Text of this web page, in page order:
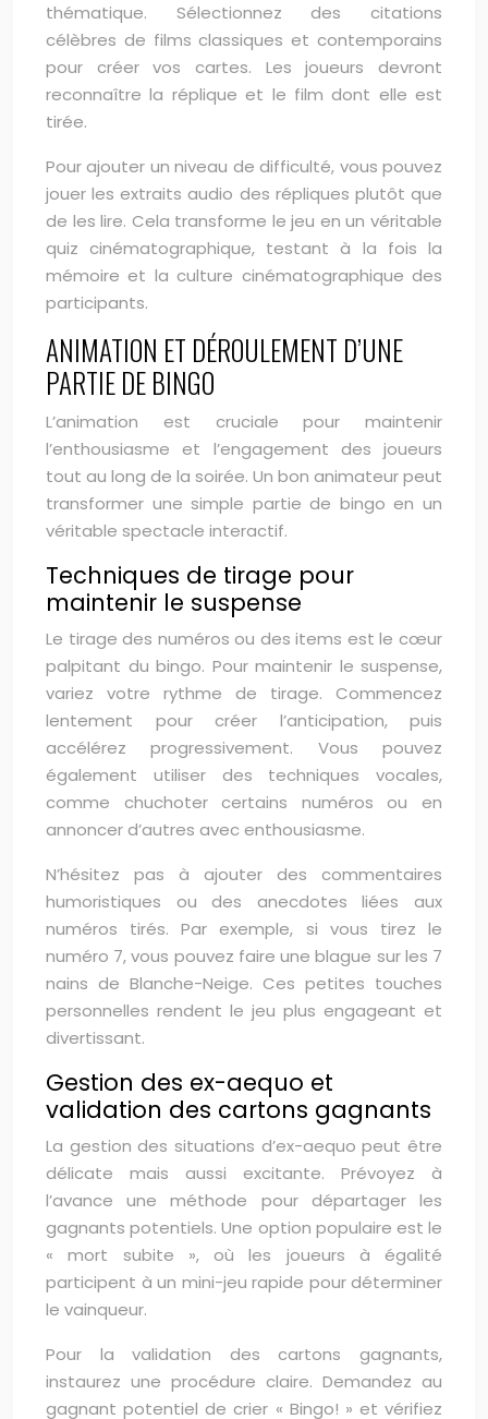
thématique. Sélectionnez des citations
célèbres de films classiques et contemporains
pour créer vos cartes. Les joueurs devront
reconnaître la réplique et le film dont elle est
tirée.
Pour ajouter un niveau de difficulté, vous pouvez
jouer les extraits audio des répliques plutôt que
de les lire. Cela transforme le jeu en un véritable
quiz cinématographique, testant à la fois la
mémoire et la culture cinématographique des
participants.
ANIMATION ET DÉROULEMENT D’UNE
PARTIE DE BINGO
L’animation est cruciale pour maintenir
l’enthousiasme et l’engagement des joueurs
tout au long de la soirée. Un bon animateur peut
transformer une simple partie de bingo en un
véritable spectacle interactif.
Techniques de tirage pour
maintenir le suspense
Le tirage des numéros ou des items est le cœur
palpitant du bingo. Pour maintenir le suspense,
variez votre rythme de tirage. Commencez
lentement pour créer l’anticipation, puis
accélérez progressivement. Vous pouvez
également utiliser des techniques vocales,
comme chuchoter certains numéros ou en
annoncer d’autres avec enthousiasme.
N’hésitez pas à ajouter des commentaires
humoristiques ou des anecdotes liées aux
numéros tirés. Par exemple, si vous tirez le
numéro 7, vous pouvez faire une blague sur les 7
nains de Blanche-Neige. Ces petites touches
personnelles rendent le jeu plus engageant et
divertissant.
Gestion des ex-aequo et
validation des cartons gagnants
La gestion des situations d’ex-aequo peut être
délicate mais aussi excitante. Prévoyez à
l’avance une méthode pour départager les
gagnants potentiels. Une option populaire est le
« mort subite », où les joueurs à égalité
participent à un mini-jeu rapide pour déterminer
le vainqueur.
Pour la validation des cartons gagnants,
instaurez une procédure claire. Demandez au
gagnant potentiel de crier « Bingo! » et vérifiez